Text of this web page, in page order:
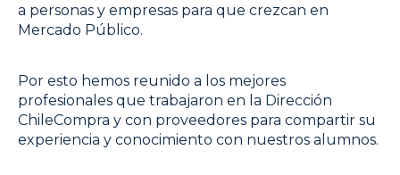
a personas y empresas para que crezcan en
Mercado Público.
Por esto hemos reunido a los mejores
profesionales que trabajaron en la Dirección
ChileCompra y con proveedores para compartir su
experiencia y conocimiento con nuestros alumnos.